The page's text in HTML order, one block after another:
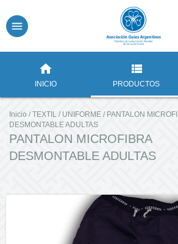
INICIO PRODUCTOS
Inicio / TEXTIL / UNIFORME / PANTALON
DESMONTABLE ADULTAS
PANTALON MICROFIBRA
DESMONTABLE ADULTAS